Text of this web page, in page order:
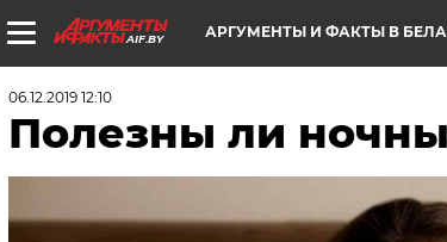
AIF.BY АРГУМЕНТЫ И ФАКТЫ В
06.12.2019 12:10
Полезны ли